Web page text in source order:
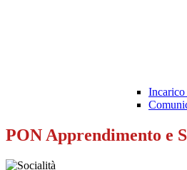
Incarico
PON Apprendimento e